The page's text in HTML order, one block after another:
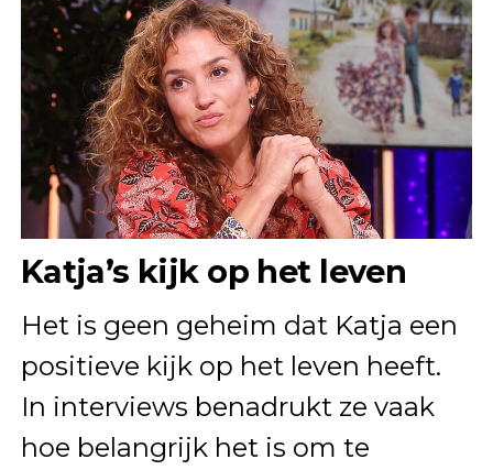
Katja’s kijk op het leven
Het is geen geheim dat Katja een
positieve kijk op het leven heeft.
In interviews benadrukt ze vaak
hoe belangrijk het is om te